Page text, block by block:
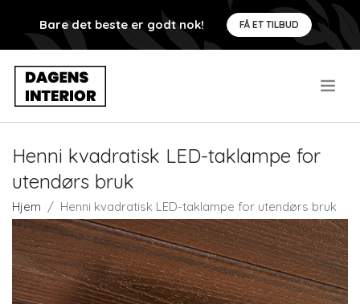
Bare det beste er godt nok! FÅ ET TILBUD
Henni kvadratisk LED-taklampe for
utendørs bruk
Hjem Henni kvadratisk LED-taklampe for utendørs bruk